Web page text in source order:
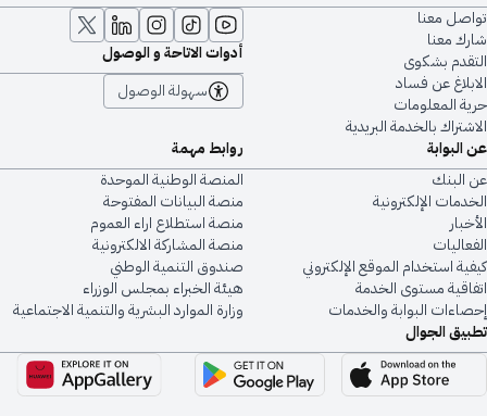
عن البوابة
عن البنك
الخدمات الإلكترونية
الأخبار
الفعاليات
كيفية استخدام الموقع الإلكتروني
اتفاقية مستوى الخدمة
إحصاءات البوابة والخدمات
روابط مهمة
المنصة الوطنية الموحدة
منصة البيانات المفتوحة
منصة استطلاع اراء العموم
منصة المشاركة الالكترونية
صندوق التنمية الوطني
هيئة الخبراء بمجلس الوزراء
وزارة الموارد البشرية والتنمية الاجتماعية
تواصل معنا
شارك معنا
التقدم بشكوى
الابلاغ عن فساد
حرية المعلومات
الاشتراك بالخدمة البريدية
أدوات الاتاحة و الوصول
سهولة الوصول
تطبيق الجوال